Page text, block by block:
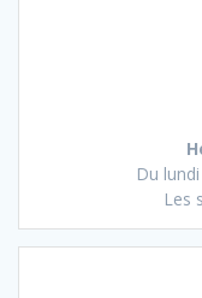
Du
Les